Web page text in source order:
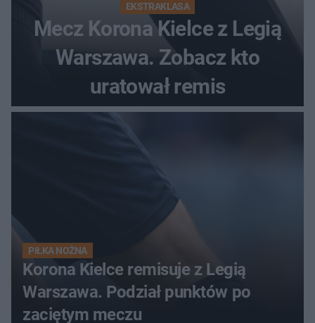
EKSTRAKLASA
Mecz Korona Kielce z Legią
Warszawa. Zobacz kto
uratował remis
PIŁKA NOŻNA
Korona Kielce remisuje z Legią
Warszawa. Podział punktów po
zaciętym meczu